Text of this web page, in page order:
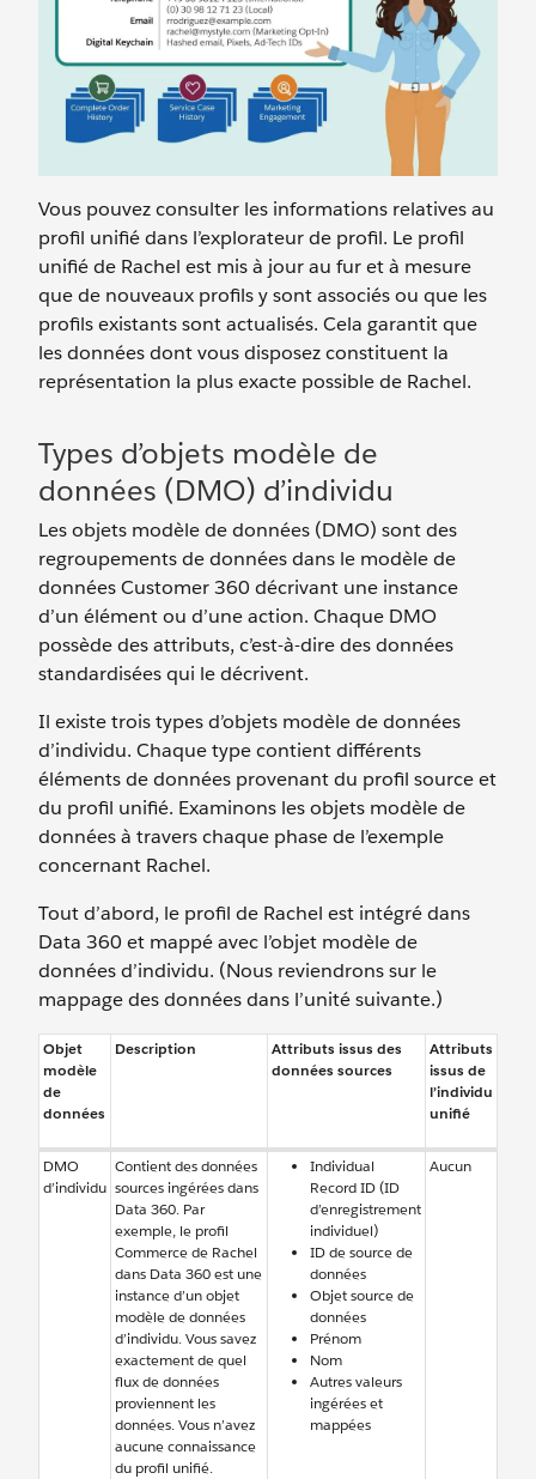
Vous pouvez consulter les informations relatives au
profil unifié dans l’explorateur de profil. Le profil
unifié de Rachel est mis à jour au fur et à mesure
que de nouveaux profils y sont associés ou que les
profils existants sont actualisés. Cela garantit que
les données dont vous disposez constituent la
représentation la plus exacte possible de Rachel.
Types d’objets modèle de
données (DMO) d’individu
Les objets modèle de données (DMO) sont des
regroupements de données dans le modèle de
données Customer 360 décrivant une instance
d’un élément ou d’une action. Chaque DMO
possède des attributs, c’est-à-dire des données
standardisées qui le décrivent.
Il existe trois types d’objets modèle de données
d’individu. Chaque type contient différents
éléments de données provenant du profil source et
du profil unifié. Examinons les objets modèle de
données à travers chaque phase de l’exemple
concernant Rachel.
Tout d’abord, le profil de Rachel est intégré dans
Data 360 et mappé avec l’objet modèle de
données d’individu. (Nous reviendrons sur le
mappage des données dans l’unité suivante.)
Objet
modèle
de
données
Description
Attributs issus des
données sources
Attributs
issus de
l’individu
unifié
DMO
d’individu
Contient des données
sources ingérées dans
Data 360. Par
exemple, le profil
Commerce de Rachel
dans Data 360 est une
instance d’un objet
modèle de données
d’individu. Vous savez
exactement de quel
flux de données
proviennent les
données. Vous n’avez
aucune connaissance
du profil unifié.
Individual
Record ID (ID
d’enregistrement
individuel)
ID de source de
données
Objet source de
données
Prénom
Nom
Autres valeurs
ingérées et
mappées
Aucun